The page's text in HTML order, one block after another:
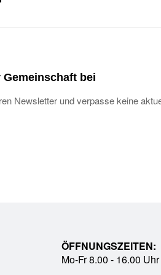
bei
Newsletter und verpasse keine
ÖFFNUNGSZEITEN:
Mo-Fr 8.00 - 16.00 Uhr